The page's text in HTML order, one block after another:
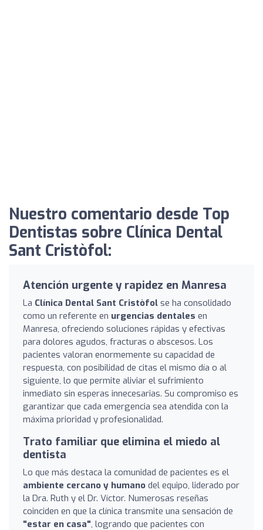
Nuestro comentario desde Top
Dentistas sobre Clínica Dental
Sant Cristòfol:
Atención urgente y rapidez en Manresa
La Clínica Dental Sant Cristòfol se ha consolidado
como un referente en urgencias dentales en
Manresa, ofreciendo soluciones rápidas y efectivas
para dolores agudos, fracturas o abscesos. Los
pacientes valoran enormemente su capacidad de
respuesta, con posibilidad de citas el mismo día o al
siguiente, lo que permite aliviar el sufrimiento
inmediato sin esperas innecesarias. Su compromiso es
garantizar que cada emergencia sea atendida con la
máxima prioridad y profesionalidad.
Trato familiar que elimina el miedo al
dentista
Lo que más destaca la comunidad de pacientes es el
ambiente cercano y humano del equipo, liderado por
la Dra. Ruth y el Dr. Víctor. Numerosas reseñas
coinciden en que la clínica transmite una sensación de
"estar en casa", logrando que pacientes con